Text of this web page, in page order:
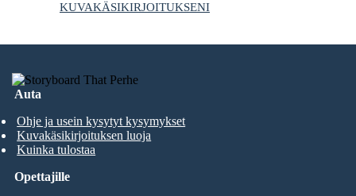
KUVAKÄSIKIRJOITUKSENI
Auta
Ohje ja usein kysytyt kysymykset
Kuvakäsikirjoituksen luoja
Kuinka tulostaa
Opettajille